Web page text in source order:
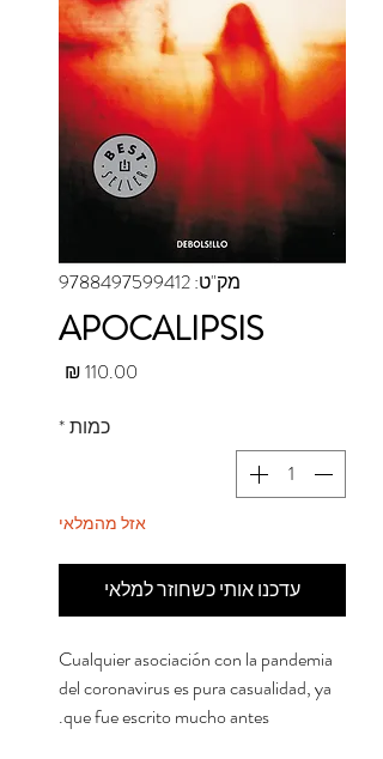
מק"ט: 9788497599412
APOCALIPSIS
כמות*
אזל מהמלאי
עדכנו אותי כשחוזר למלאי
Cualquier asociación con la pandemia
del coronavirus es pura casualidad, ya
que fue escrito mucho antes.